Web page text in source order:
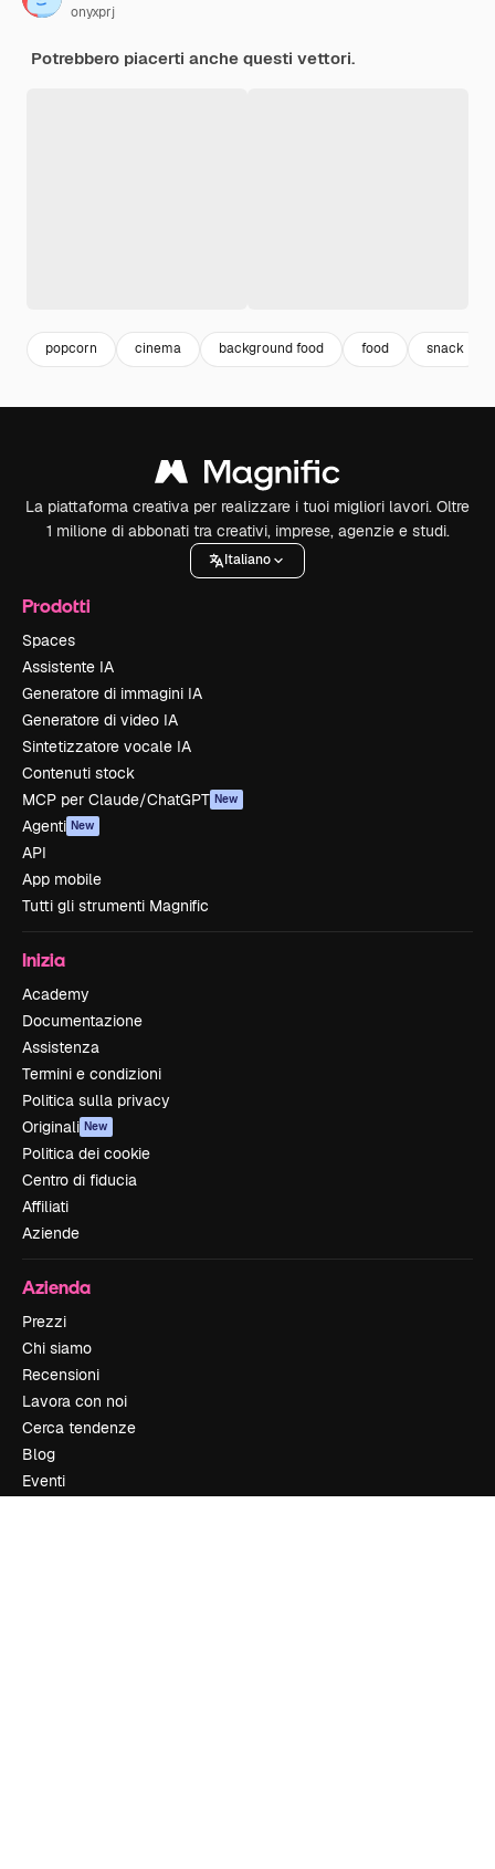
onyxprj
Potrebbero piacerti anche questi vettori.
popcorn cinema background food food snack
La piattaforma creativa per realizzare i tuoi migliori lavori. Oltre
1 milione di abbonati tra creativi, imprese, agenzie e studi.
Italiano
Prodotti
Spaces
Assistente IA
Generatore di immagini IA
Generatore di video IA
Sintetizzatore vocale IA
Contenuti stock
MCP per Claude/ChatGPT New
Agenti New
API
App mobile
Tutti gli strumenti Magnific
Inizia
Academy
Documentazione
Assistenza
Termini e condizioni
Politica sulla privacy
Originali New
Politica dei cookie
Centro di fiducia
Affiliati
Aziende
Azienda
Prezzi
Chi siamo
Recensioni
Lavora con noi
Cerca tendenze
Blog
Eventi